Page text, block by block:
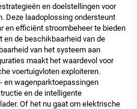
en doelstellingen voor
Deze laadoplossing ondersteunt
en efficiënt stroombeheer te bieden
de beschikbaarheid van de
van het systeem aan
maakt het waardevol voor
voertuigvloten exploiteren.
en wagenparktoepassingen
en de intelligente
Of het nu gaat om elektrische